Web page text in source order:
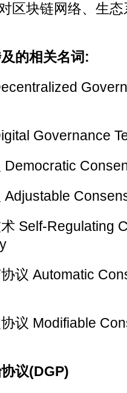
区块链网络、生
的相关名词:
Governance
Democratic
Adjustable
Self-Regulating
议 Automatic
议 Modifiable
议(DGP)